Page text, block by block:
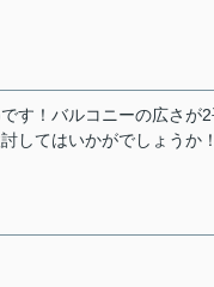
す！バルコニーの広さが
してはいかがでしょうか